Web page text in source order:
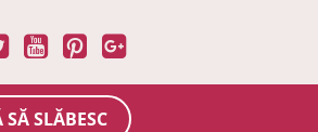
SLĂBESC